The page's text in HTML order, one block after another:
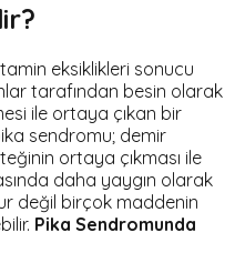
eksiklikleri sonucu
tarafından besin olarak
ile ortaya çıkan bir
sendromu; demir
ortaya çıkması ile
daha yaygın olarak
değil birçok maddenin
Pika Sendromunda